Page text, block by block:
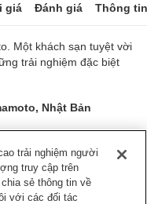
giá Đánh giá Thông
Một khách sạn tuyệt vời
trải nghiệm đặc biệt
Nhật Bản
trải nghiệm người
truy cập trên
sẻ thông tin về
với các đối tác